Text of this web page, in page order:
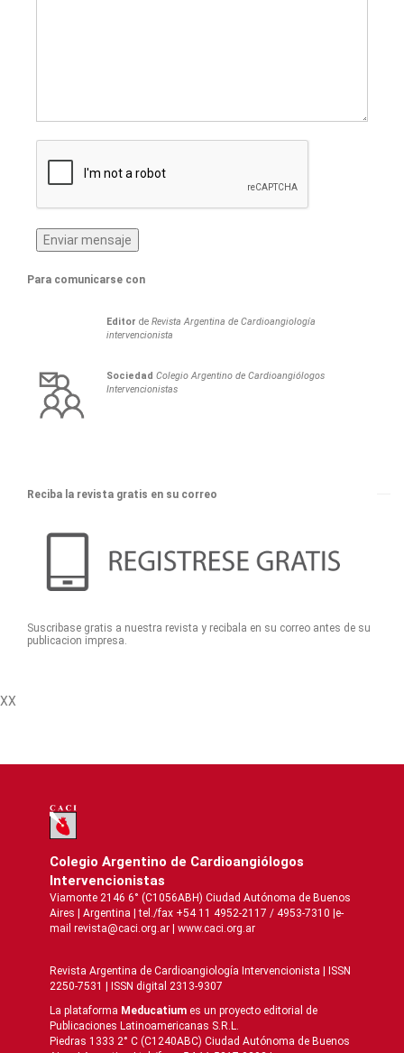
Para comunicarse con
Editor deRevista Argentina de Cardioangiología
intervencionista
Sociedad Colegio Argentino de Cardioangiólogos
Intervencionistas
Reciba la revista gratis en su correo
Suscribase gratis a nuestra revista y recibala en su correo antes de su
publicacion impresa.
XX
Colegio Argentino de Cardioangiólogos
Intervencionistas
Viamonte 2146 6° (C1056ABH) Ciudad Autónoma de Buenos
Aires | Argentina | tel./fax +54 11 4952-2117 / 4953-7310 |e-
mail revista@caci.org.ar | www.caci.org.ar
Revista Argentina de Cardioangiologí­a Intervencionista | ISSN
2250-7531 | ISSN digital 2313-9307
La plataforma Meducatium es un proyecto editorial de
Publicaciones Latinoamericanas S.R.L.
Piedras 1333 2° C (C1240ABC) Ciudad Autónoma de Buenos